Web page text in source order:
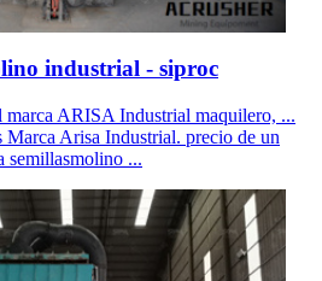
industrial - siproc
ARISA Industrial maquilero, ...
Arisa Industrial. precio de un
semillasmolino ...